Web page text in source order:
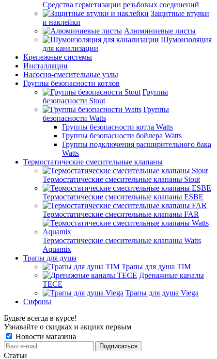
Средства герметизации резьбовых соединений
Защитные втулки
и наклейки
Алюминиевые листы
Шумоизоляция
для канализации
Крепежные системы
Инсталляции
Насосно-смесительные узлы
Группы безопасности котлов
Группы
безопасности Stout
Группы
безопасности Watts
Группы безопасности котла Watts
Группы безопасности бойлера Watts
Группы подключения расширительного бака
Watts
Термостатические смесительные клапаны
Термостатические смесительные клапаны Stout
Термостатические смесительные клапаны ESBE
Термостатические смесительные клапаны FAR
Термостатические смесительные клапаны Watts
Aquamix
Трапы для душа
Трапы для душа TIM
Дренажные каналы
TECE
Трапы для душа Viega
Сифоны
Будьте всегда в курсе!
Узнавайте о скидках и акциях первым
Новости магазина
Статьи